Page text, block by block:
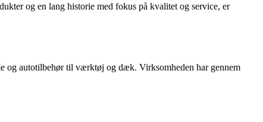
og en lang historie med fokus på kvalitet og service, er
og autotilbehør til værktøj og dæk. Virksomheden har gennem